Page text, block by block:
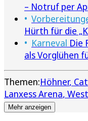
– Notruf per
Hürth für die
Karneval Die
als Vorglühen
Themen:Höhner
Lanxess Arena
Mehr anzeigen